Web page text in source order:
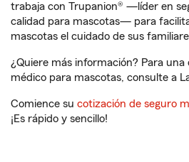
trabaja con Trupanion® —líder en
calidad para mascotas— para
mascotas el cuidado de sus
¿Quiere más información? Para
médico para mascotas, consulte a
Comience su cotización de seguro
¡Es rápido y sencillo!